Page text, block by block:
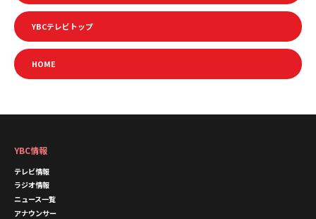
YBCテレビトップ
HOME
YBC情報
テレビ情報
ラジオ情報
ニュース一覧
アナウンサー